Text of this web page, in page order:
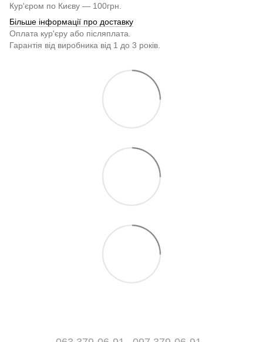
Кур'єром по Києву — 100грн.
Більше інформації про доставку
Оплата кур'єру або післяплата.
Гарантія від виробника від 1 до 3 років.